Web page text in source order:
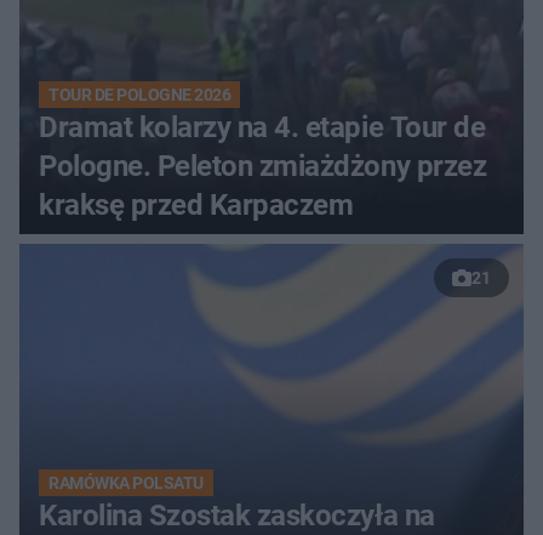
TOUR DE POLOGNE 2026
Dramat kolarzy na 4. etapie Tour de
Pologne. Peleton zmiażdżony przez
kraksę przed Karpaczem
21
RAMÓWKA POLSATU
Karolina Szostak zaskoczyła na